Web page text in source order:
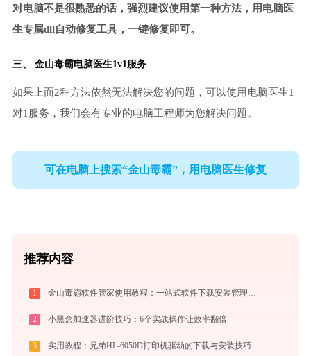
对电脑不是很熟悉的话，强烈建议使用第一种方法，用电脑医
生专属dll自动修复工具，一键修复即可。
三、 金山毒霸电脑医生1v1服务
如果上面2种方法依然无法解决您的问题，可以使用电脑医生1
对1服务，我们会有专业的电脑工程师为您解决问题。
可在电脑上搜索“金山毒霸”，用电脑医生修复
推荐内容
1 金山毒霸软件管家使用教程：一站式软件下载安装管理，让电脑始终保持最佳状态
2 小黑盒加速器进阶技巧：6个实战操作让效率翻倍
3 实用教程：兄弟HL-6050D打印机驱动的下载与安装技巧